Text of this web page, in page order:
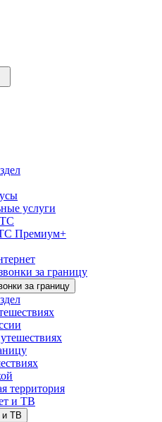
услуги
Премиум+
за границу
за границу
территория
и ТВ
и ТВ